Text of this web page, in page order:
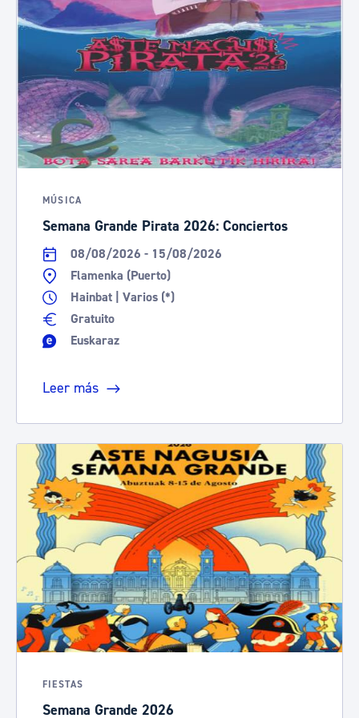
MÚSICA
Semana Grande Pirata 2026: Conciertos
08/08/2026 - 15/08/2026
Flamenka (Puerto)
Hainbat | Varios (*)
Gratuito
Euskaraz
Leer más
FIESTAS
Semana Grande 2026